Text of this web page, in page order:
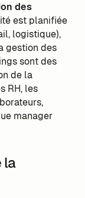
des
est planifiée
logistique),
gestion des
sont des
de la
RH, les
manager
la